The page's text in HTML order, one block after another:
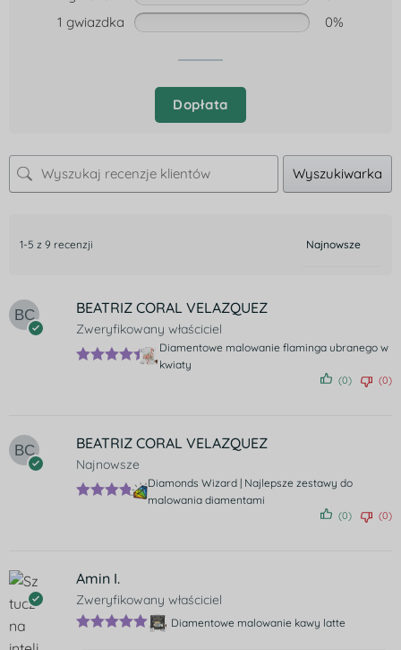
1 gwiazdka
0%
Dopłata
Wyszukiwarka
1-5 z 9 recenzji
BEATRIZ CORAL VELAZQUEZ
Zweryfikowany właściciel
Diamentowe malowanie flaminga ubranego w
kwiaty
(0) (0)
BEATRIZ CORAL VELAZQUEZ
Najnowsze
Diamonds Wizard | Najlepsze zestawy do
malowania diamentami
(0) (0)
Amin I.
Zweryfikowany właściciel
Diamentowe malowanie kawy latte